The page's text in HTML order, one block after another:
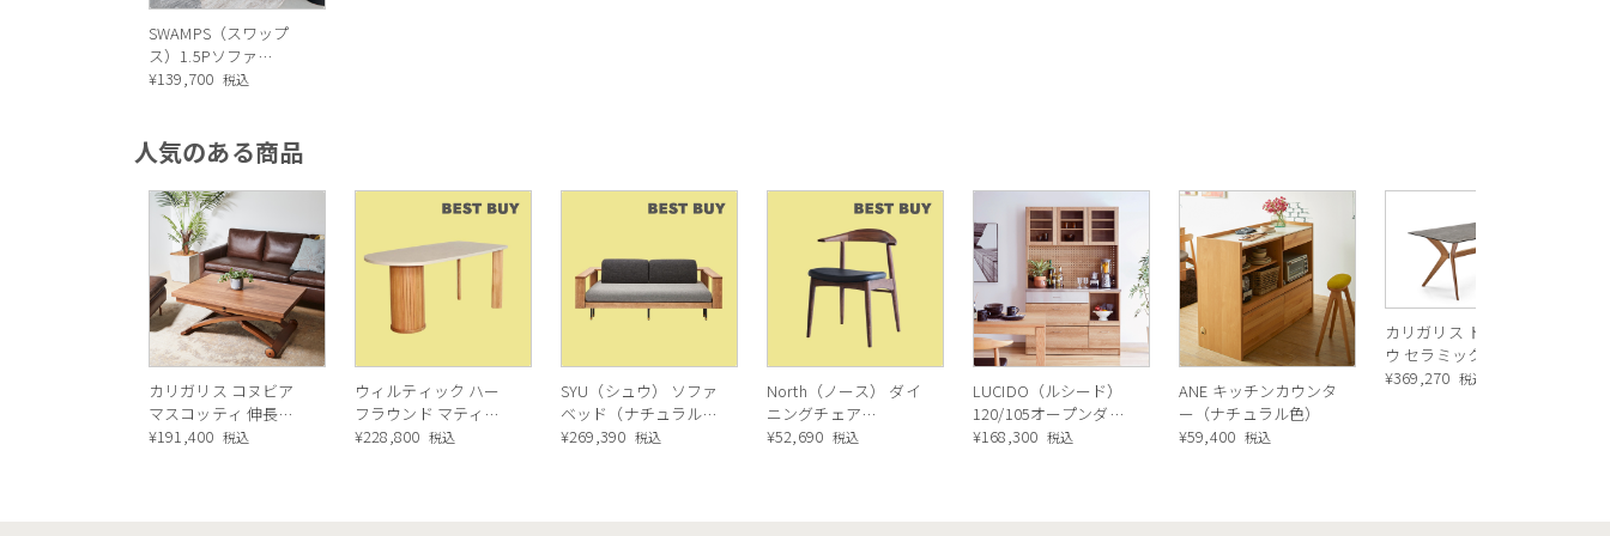
SWAMPS（スワップ
ス）1.5Pソファ
（CHARCOL）
¥139,700 税込
人気のある商品
カリガリス コヌビア
マスコッティ 伸長・
昇降式テーブル ／
¥191,400 税込
ウィルティック ハー
フラウンド マティエ
ラ塗装 ダイニングテ
¥228,800 税込
SYU（シュウ） ソファ
ベッド（ナチュラル）
190cm
¥269,390 税込
North（ノース） ダイ
ニングチェア
AC02（ウォールナッ
¥52,690 税込
LUCIDO（ルシード）
120/105オープンダイ
ニングボード ナチュ
¥168,300 税込
ANE キッチンカウンタ
ー（ナチュラル色）
¥59,400 税込
カリガリス トウキョ
ウ セラミック ダイニ
ングテーブル ／
¥369,270 税込